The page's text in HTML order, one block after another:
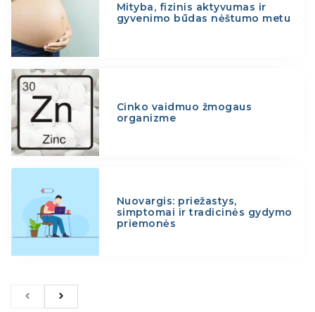
Mityba, fizinis aktyvumas ir
gyvenimo būdas nėštumo metu
Cinko vaidmuo žmogaus
organizme
Nuovargis: priežastys,
simptomai ir tradicinės gydymo
priemonės